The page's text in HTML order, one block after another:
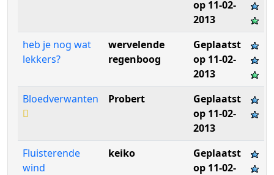
op 11-02-
2013
heb je nog wat
lekkers?
wervelende
regenboog
Geplaatst
op 11-02-
2013
Bloedverwanten
Probert
Geplaatst
op 11-02-
2013
Fluisterende
wind
keiko
Geplaatst
op 11-02-